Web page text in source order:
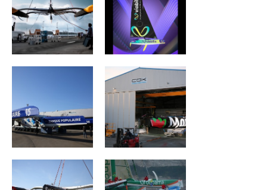
MAXI BANQUE
POPULAIRE IX
MAÎTRE COQ V
ACTUAL ULTIM 3 Groupama II